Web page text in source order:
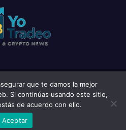
|Tema: News Click deThemeansar
Wishlist
que te damos la mejor
Si continúas usando este sitio,
de acuerdo con ello.
Aceptar